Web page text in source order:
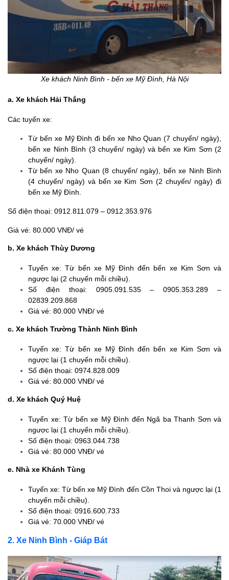
b. Xe khách
Đông Chín
c. Xe khách Vũ
d. Xe khách
Cường Hưng
Anh Đông
g. Xe khách Lí
Chỉ
h. Xe khách
Thiện Chiến
i. Xe khách Cát
Lợi
k. Xe khách
l. Xe khách
Thắng Lợi
m. Xe khách
Hiền Tỉnh
n. Xe khách Hải
Nước Ngầm
a. Xe khách
Quang Thắng
b. Xe khách
Đông Chín
c. Xe khách
Ngọc Chỉnh
Mạnh Dũng –
Ninh Bình
4. Xe limousine Ninh
Bình Hà Nội
Ninh Bình
b. Xe Tràng An
c. Xe Ninh Bình
Xe khách Ninh Bình - bến xe Mỹ Đình, Hà Nội
a. Xe khách Hải Thắng
Các tuyến xe:
Từ bến xe Mỹ Đình đi bến xe Nho Quan (7 chuyến/ ngày),
bến xe Ninh Bình (3 chuyến/ ngày) và bến xe Kim Sơn (2
chuyến/ ngày).
Từ bến xe Nho Quan (8 chuyến/ ngày), bến xe Ninh Bình
(4 chuyến/ ngày) và bến xe Kim Sơn (2 chuyến/ ngày) đi
bến xe Mỹ Đình.
Số điện thoại: 0912.811.079 – 0912.353.976
Giá vé: 80.000 VNĐ/ vé
b. Xe khách Thùy Dương
Tuyến xe: Từ bến xe Mỹ Đình đến bến xe Kim Sơn và
ngược lại (2 chuyến mỗi chiều).
Số điện thoại: 0905.091.535 – 0905.353.289 –
02839.209.868
Giá vé: 80.000 VNĐ/ vé
c. Xe khách Trường Thành Ninh Bình
Tuyến xe: Từ bến xe Mỹ Đình đến bến xe Kim Sơn và
ngược lại (1 chuyến mỗi chiều).
Số điện thoại: 0974.828.009
Giá vé: 80.000 VNĐ/ vé
d. Xe khách Quý Huệ
Tuyến xe: Từ bến xe Mỹ Đình đến Ngã ba Thanh Sơn và
ngược lại (1 chuyến mỗi chiều).
Số điện thoại: 0963.044.738
Giá vé: 80.000 VNĐ/ vé
e. Nhà xe Khánh Tùng
Tuyến xe: Từ bến xe Mỹ Đình đến Cồn Thoi và ngược lại (1
chuyến mỗi chiều).
Số điện thoại: 0916.600.733
Giá vé: 70.000 VNĐ/ vé
2. Xe Ninh Bình - Giáp Bát